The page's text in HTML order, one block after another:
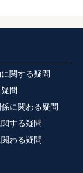
関する疑問
問
に関わる疑問
する疑問
わる疑問